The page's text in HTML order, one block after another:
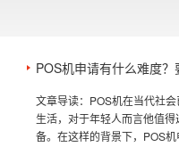
POS机申请有什么难度？
文章导读：POS机在当代社
生活，对于年轻人而言他值
备。在这样的背景下，POS